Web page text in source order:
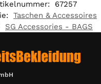
67257
Taschen & Accessoires
SG Accessories - BAGS